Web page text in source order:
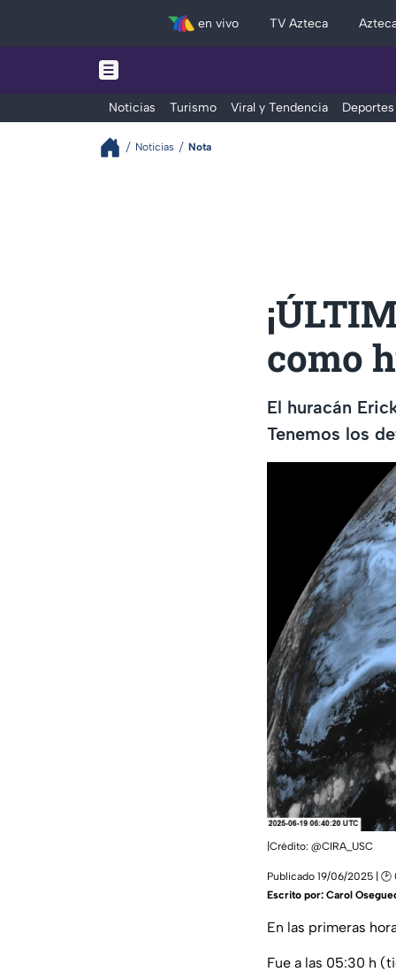
en vivo TV Azteca
Noticias Turismo Viral y Tendencia Deportes
Noticias Nota
como
El huracán
Tenemos los
|Crédito: @CIRA_USC
Publicado 19/06/2025 | 🕑
Escrito por: Carol
En las primeras
Fue a las 05:30 h